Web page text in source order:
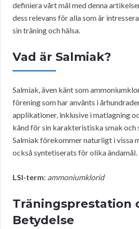
definiera vårt mål med denna
dess relevans för alla som är
sin träning och hälsa.
Vad är Salmiak?
Salmiak, även känt som
förening som har använts i
applikationer, inklusive i matlagning
känd för sin karakteristiska smak och
Salmiak förekommer naturligt i vissa
också syntetiserats för olika ändamål.
LSI-term: ammoniumklorid
Träningsprestation
Betydelse